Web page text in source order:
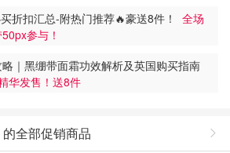
折扣汇总-附热门推荐🔥豪送8件！ 全场
参与！
｜黑绷带面霜功效解析及英国购买指南
华发售！送8件
的全部促销商品